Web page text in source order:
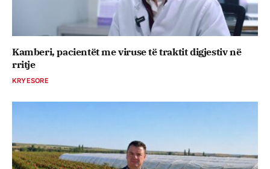
Kamberi, pacientët me viruse të traktit digjestiv në
rritje
KRYESORE